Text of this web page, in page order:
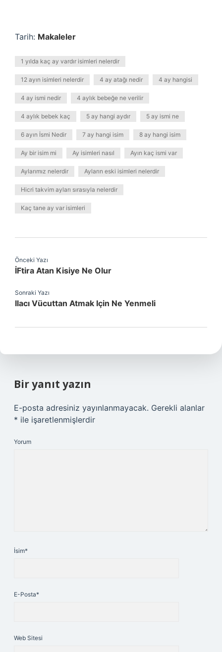
Tarih: Makaleler
1 yılda kaç ay vardır isimleri nelerdir
12 ayın isimleri nelerdir 4 ay atağı nedir 4 ay hangisi
4 ay ismi nedir 4 aylık bebeğe ne verilir
4 aylık bebek kaç 5 ay hangi aydır 5 ay ismi ne
6 ayın İsmi Nedir 7 ay hangi isim 8 ay hangi isim
Ay bir isim mi Ay isimleri nasıl Ayın kaç ismi var
Aylarımız nelerdir Ayların eski isimleri nelerdir
Hicri takvim ayları sırasıyla nelerdir
Kaç tane ay var isimleri
Önceki Yazı
İFtira Atan Kisiye Ne Olur
Sonraki Yazı
Ilacı Vücuttan Atmak Için Ne Yenmeli
Bir yanıt yazın
E-posta adresiniz yayınlanmayacak. Gerekli alanlar
* ile işaretlenmişlerdir
Yorum
İsim*
E-Posta*
Web Sitesi